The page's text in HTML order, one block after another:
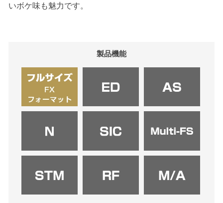
いボケ味も魅力です。
製品機能